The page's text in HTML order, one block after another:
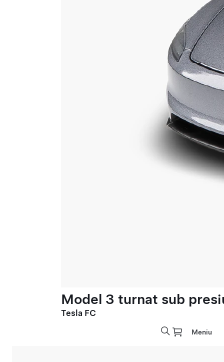
Model 3 turnat sub
Tesla FC
Meniu